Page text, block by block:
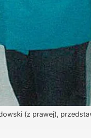
(z prawej),